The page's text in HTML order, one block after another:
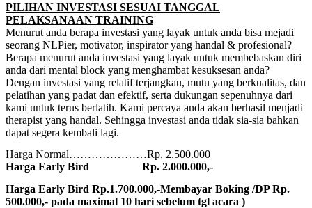
PILIHAN INVESTASI SESUAI TANGGAL
PELAKSANAAN TRAINING
Menurut anda berapa investasi yang layak untuk anda bisa mejadi
seorang NLPier, motivator, inspirator yang handal & profesional?
Berapa menurut anda investasi yang layak untuk membebaskan diri
anda dari mental block yang menghambat kesuksesan anda?
Dengan investasi yang relatif terjangkau, mutu yang berkualitas, dan
pelatihan yang padat dan efektif, serta dukungan sepenuhnya dari
kami untuk terus berlatih. Kami percaya anda akan berhasil menjadi
therapist yang handal. Sehingga investasi anda tidak sia-sia bahkan
dapat segera kembali lagi.
Harga Normal…………………Rp. 2.500.000
Harga Early Bird Rp. 2.000.000,-
Harga Early Bird Rp.1.700.000,-Membayar Boking /DP Rp.
500.000,- pada maximal 10 hari sebelum tgl acara )